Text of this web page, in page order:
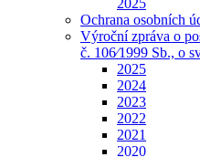
2025
Ochrana osobních
Výroční zpráva o
č. 106⁄1999 Sb., o
2025
2024
2023
2022
2021
2020